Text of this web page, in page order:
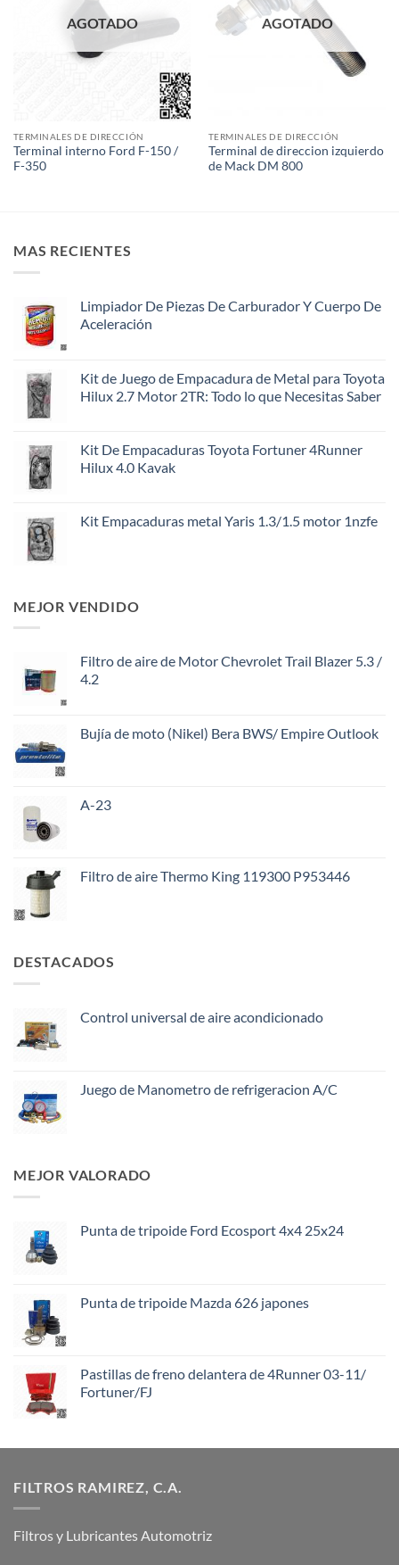
AGOTADO
TERMINALES DE DIRECCIÓN
Terminal interno Ford F-150 /
F-350
AGOTADO
TERMINALES DE DIRECCIÓN
Terminal de direccion izquierdo
de Mack DM 800
MAS RECIENTES
Limpiador De Piezas De Carburador Y Cuerpo De
Aceleración
Kit de Juego de Empacadura de Metal para Toyota
Hilux 2.7 Motor 2TR: Todo lo que Necesitas Saber
Kit De Empacaduras Toyota Fortuner 4Runner
Hilux 4.0 Kavak
Kit Empacaduras metal Yaris 1.3/1.5 motor 1nzfe
MEJOR VENDIDO
Filtro de aire de Motor Chevrolet Trail Blazer 5.3 /
4.2
Bujía de moto (Nikel) Bera BWS/ Empire Outlook
A-23
Filtro de aire Thermo King 119300 P953446
DESTACADOS
Control universal de aire acondicionado
Juego de Manometro de refrigeracion A/C
MEJOR VALORADO
Punta de tripoide Ford Ecosport 4x4 25x24
Punta de tripoide Mazda 626 japones
Pastillas de freno delantera de 4Runner 03-11/
Fortuner/FJ
FILTROS RAMIREZ, C.A.
Filtros y Lubricantes Automotriz